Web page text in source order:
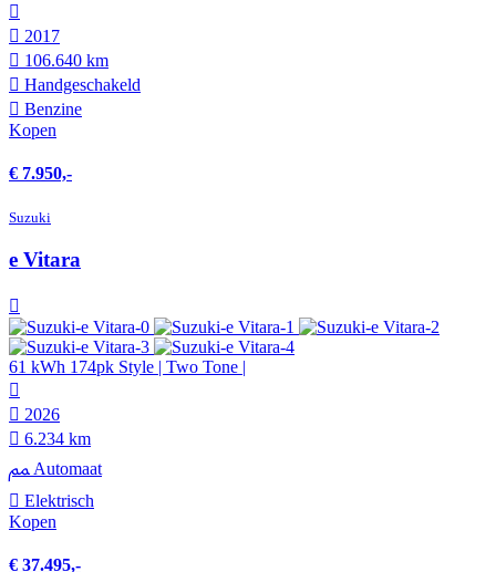
2017
106.640 km
Hand­geschakeld
Benzine
Kopen
€ 7.950,-
Suzuki
e Vitara
61 kWh 174pk Style | Two Tone |
2026
6.234 km
Automaat
Elektrisch
Kopen
€ 37.495,-